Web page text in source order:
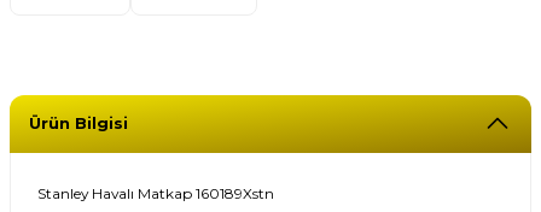
Ürün Bilgisi
Stanley Havalı Matkap 160189Xstn